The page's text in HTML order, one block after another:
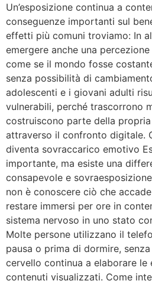
Un’esposizione continua a
conseguenze importanti sul
effetti più comuni troviamo: In
emergere anche una
come se il mondo fosse
senza possibilità di
adolescenti e i giovani adulti
vulnerabili, perché trascorrono
costruiscono parte della
attraverso il confronto digitale.
diventa sovraccarico emotivo
importante, ma esiste una
consapevole e
non è conoscere ciò che
restare immersi per ore in
sistema nervoso in uno stato
Molte persone utilizzano il
pausa o prima di dormire,
cervello continua a elaborare le
contenuti visualizzati. Come